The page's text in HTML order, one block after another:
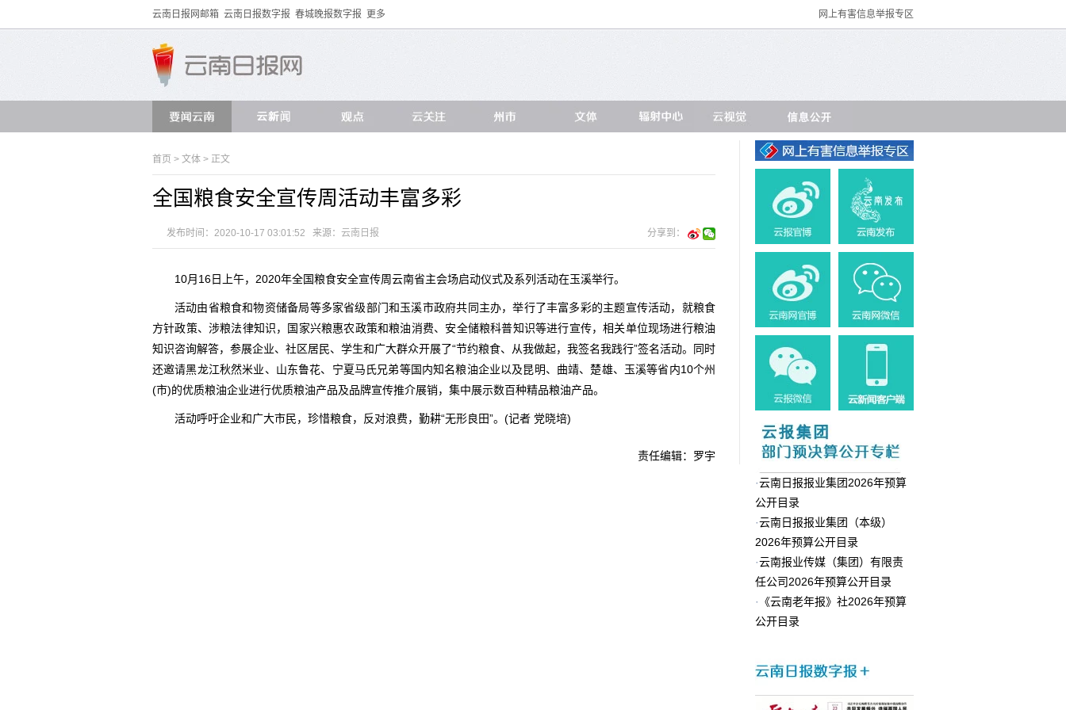
云南日报网邮箱 云南日报数字报 春城晚报数字报 更多 网上有害信息举报专区
首页 > 文体 > 正文
全国粮食安全宣传周活动丰富多彩
发布时间：2020-10-17 03:01:52 来源： 云南日报 分享到：
10月16日上午，2020年全国粮食安全宣传周云南省主会场启动仪式及系列活动在玉溪举行。
活动由省粮食和物资储备局等多家省级部门和玉溪市政府共同主办，举行了丰富多彩的主题宣传活动，就粮食
方针政策、涉粮法律知识，国家兴粮惠农政策和粮油消费、安全储粮科普知识等进行宣传，相关单位现场进行粮油
知识咨询解答，参展企业、社区居民、学生和广大群众开展了“节约粮食、从我做起，我签名我践行”签名活动。同时
还邀请黑龙江秋然米业、山东鲁花、宁夏马氏兄弟等国内知名粮油企业以及昆明、曲靖、楚雄、玉溪等省内10个州
(市)的优质粮油企业进行优质粮油产品及品牌宣传推介展销，集中展示数百种精品粮油产品。
活动呼吁企业和广大市民，珍惜粮食，反对浪费，勤耕“无形良田”。(记者 党晓培)
责任编辑：罗宇
·云南日报报业集团2026年预算
公开目录
·云南日报报业集团（本级）
2026年预算公开目录
·云南报业传媒（集团）有限责
任公司2026年预算公开目录
· 《云南老年报》社2026年预算
公开目录